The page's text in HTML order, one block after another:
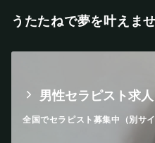
うたたねで夢を叶えま
男性セラピスト求人
全国でセラピスト募集中（別サ